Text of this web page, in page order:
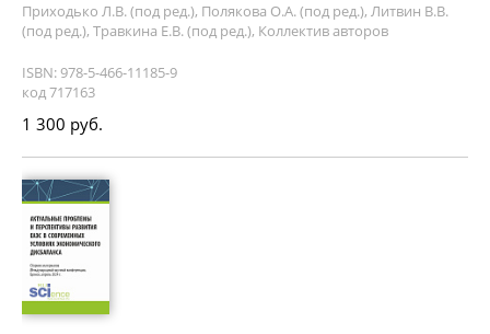
Приходько Л.В. (под ред.), Полякова О.А. (под ред.), Литвин В.В.
(под ред.), Травкина Е.В. (под ред.), Коллектив авторов
ISBN: 978-5-466-11185-9
код 717163
1 300 руб.